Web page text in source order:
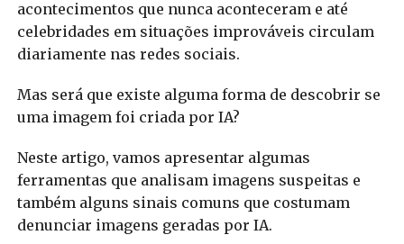
acontecimentos que nunca aconteceram e até
celebridades em situações improváveis circulam
diariamente nas redes sociais.
Mas será que existe alguma forma de descobrir se
uma imagem foi criada por IA?
Neste artigo, vamos apresentar algumas
ferramentas que analisam imagens suspeitas e
também alguns sinais comuns que costumam
denunciar imagens geradas por IA.